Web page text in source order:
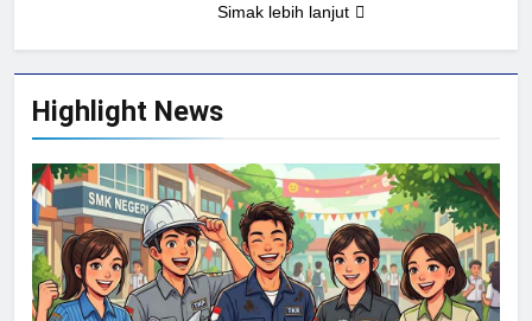
Highlight News
Simak lebih lanjut